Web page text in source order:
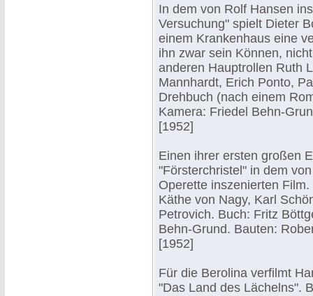
In dem von Rolf Hansen
Versuchung" spielt Dieter
einem Krankenhaus eine
ihn zwar sein Können,
anderen Hauptrollen Ruth
Mannhardt, Erich Ponto,
Drehbuch (nach einem
Kamera: Friedel Behn-
[1952]
Einen ihrer ersten großen
"Försterchristel" in dem
Operette inszenierten
Käthe von Nagy, Karl
Petrovich. Buch: Fritz
Behn-Grund. Bauten:
[1952]
Für die Berolina verfilmt
"Das Land des Lächelns".